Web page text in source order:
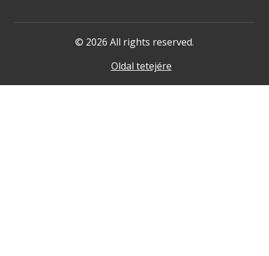
© 2026 All rights reserved.
Oldal tetejére